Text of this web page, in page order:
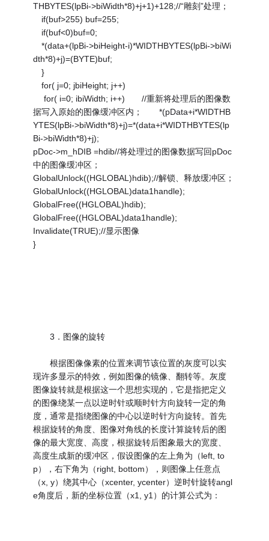
THBYTES(lpBi->biWidth*8)+j+1)+128;//“雕刻”处理；
if(buf>255) buf=255;
if(buf<0)buf=0;
*(data+(lpBi->biHeight-i)*WIDTHBYTES(lpBi->biWi
dth*8)+j)=(BYTE)buf;
}
for( j=0; jbiHeight; j++)
for( i=0; ibiWidth; i++) //重新将处理后的图像数
据写入原始的图像缓冲区内； *(pData+i*WIDTHB
YTES(lpBi->biWidth*8)+j)=*(data+i*WIDTHBYTES(lp
Bi->biWidth*8)+j);
pDoc->m_hDIB =hdib//将处理过的图像数据写回pDoc
中的图像缓冲区；
GlobalUnlock((HGLOBAL)hdib);//解锁、释放缓冲区；
GlobalUnlock((HGLOBAL)data1handle);
GlobalFree((HGLOBAL)hdib);
GlobalFree((HGLOBAL)data1handle);
Invalidate(TRUE);//显示图像
}
3．图像的旋转
根据图像像素的位置来调节该位置的灰度可以实
现许多显示的特效，例如图像的镜像、翻转等。灰度
图像旋转就是根据这一个思想实现的，它是指把定义
的图像绕某一点以逆时针或顺时针方向旋转一定的角
度，通常是指绕图像的中心以逆时针方向旋转。首先
根据旋转的角度、图像对角线的长度计算旋转后的图
像的最大宽度、高度，根据旋转后图象最大的宽度、
高度生成新的缓冲区，假设图像的左上角为（left, to
p），右下角为（right, bottom），则图像上任意点
（x, y）绕其中心（xcenter, ycenter）逆时针旋转angl
e角度后，新的坐标位置（x1, y1）的计算公式为：